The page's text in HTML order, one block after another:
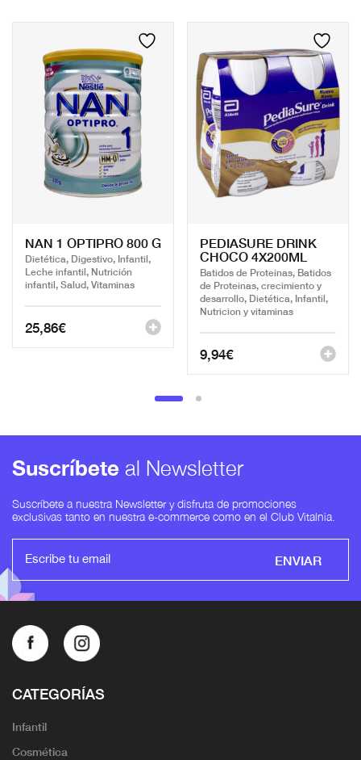
NAN 1 OPTIPRO 800 G
Dietética, Digestivo, Infantil,
Leche infantil, Nutrición
infantil, Salud, Vitaminas
25,86€
PEDIASURE DRINK
CHOCO 4X200ML
Batidos de Proteinas, Batidos
de Proteinas, crecimiento y
desarrollo, Dietética, Infantil,
Nutricion y vitaminas
9,94€
Suscríbete al Newsletter
Suscríbete a nuestra Newsletter y disfruta de promociones
exclusivas tanto en nuestra e-commerce como en el Club Vitalnia.
ENVIAR
CATEGORÍAS
Infantil
Cosmética